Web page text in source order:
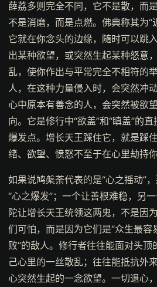
薛荔多则完全不同，它不是散，而
不是消磨，而是点燃。佛典称其为“
它就在你念头的边缘，随时可以跳
出某种欲望，或突然生起某种怒意
乱，使你作出与平常完全不相符的
人，在这种力量侵入时，会突然冲
心中原本有善念的人，会突然被欲
向。它是修行中“欲盖”和“瞋盖”的
爆发点。增长天王踩住它，就是踩
绪、欲望、愤怒不至于在心里劫持
如果说鸠槃荼代表的是“心之摇动”
“心之爆发”；一个让善根难稳，另
陀让增长天王统领这两鬼，不是因
们可怕，而是因为它们是“众生最
败”的敌人。修行者往往能面对头顶
己心里的一丝散乱；往往能抵抗外
心突然生起的一念欲望。一切退心